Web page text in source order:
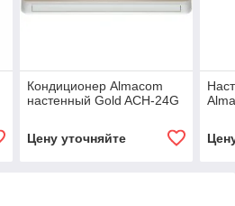
Кондиционер Almacom
настенный Gold ACH-24G
Цену уточняйте